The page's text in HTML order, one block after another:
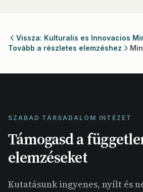
Vissza: Kulturalis es Innovacios
Tovább a részletes elemzéshez
SZABAD TÁRSADALOM INTÉZET
Támogasd a
elemzéseket
Kutatásunk ingyenes, nyílt és